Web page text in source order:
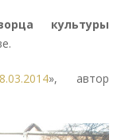
культуры
», автор